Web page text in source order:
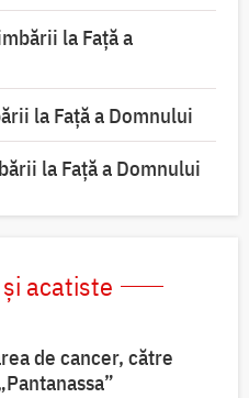
la Faţă a
la Față a Domnului
la Față a Domnului
acatiste
de cancer, către